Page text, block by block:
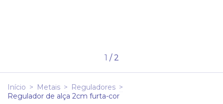
1 / 2
Início > Metais > Reguladores >
Regulador de alça 2cm furta-cor